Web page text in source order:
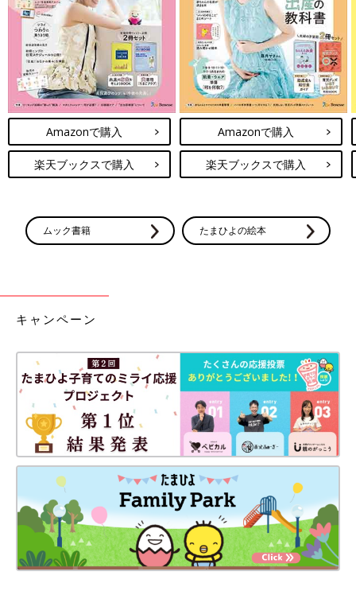
Amazonで購入
楽天ブックスで購入
Amazonで購入
楽天ブックスで購入
ムック書籍 たまひよの絵本
キャンペーン